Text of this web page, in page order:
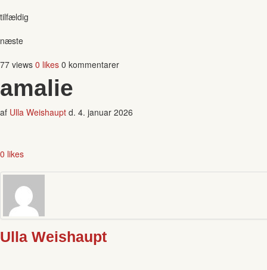
tilfældig
næste
77 views 0 likes 0 kommentarer
amalie
af Ulla Weishaupt d. 4. januar 2026
0 likes
Ulla Weishaupt